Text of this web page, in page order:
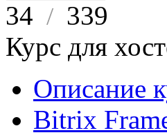
34 / 339
Курс для
Описание
Bitrix